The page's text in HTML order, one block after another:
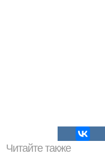
Читайте также